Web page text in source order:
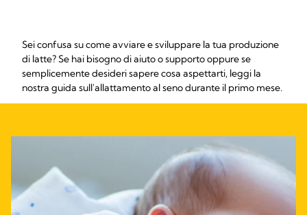
Sei confusa su come avviare e sviluppare la tua produzione
di latte? Se hai bisogno di aiuto o supporto oppure se
semplicemente desideri sapere cosa aspettarti, leggi la
nostra guida sull'allattamento al seno durante il primo mese.